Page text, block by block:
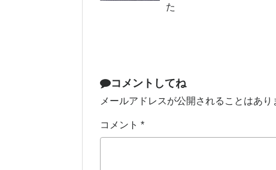
た
コメントしてね
メールアドレスが公開されることはあり
コメント *